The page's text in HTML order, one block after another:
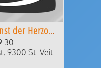
Stadtführung - Wo einst der Herzog residierte
, 9300 St. Veit